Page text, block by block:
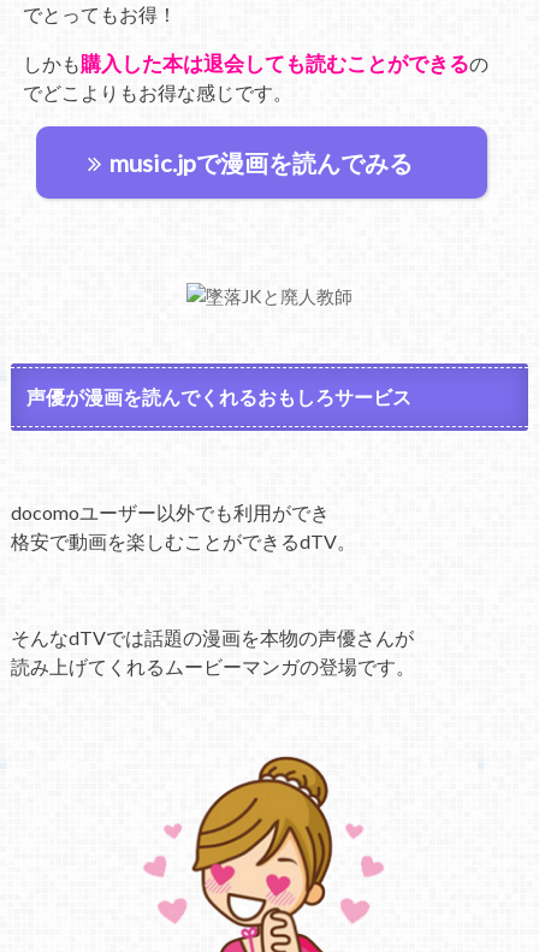
でとってもお得！
しかも購入した本は退会しても読むことができるの
でどこよりもお得な感じです。
music.jpで漫画を読んでみる
声優が漫画を読んでくれるおもしろサービス
docomoユーザー以外でも利用ができ
格安で動画を楽しむことができるdTV。
そんなdTVでは話題の漫画を本物の声優さんが
読み上げてくれるムービーマンガの登場です。